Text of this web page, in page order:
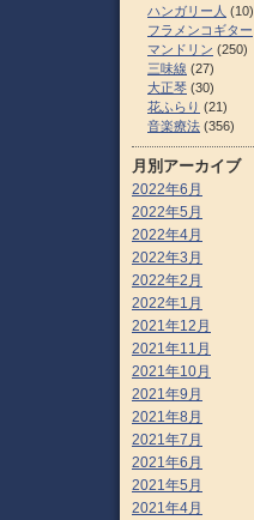
ハンガリー人 (10)
フラメンコギター
マンドリン (250)
三味線 (27)
大正琴 (30)
花ふらり (21)
音楽療法 (356)
月別アーカイブ
2022年6月
2022年5月
2022年4月
2022年3月
2022年2月
2022年1月
2021年12月
2021年11月
2021年10月
2021年9月
2021年8月
2021年7月
2021年6月
2021年5月
2021年4月